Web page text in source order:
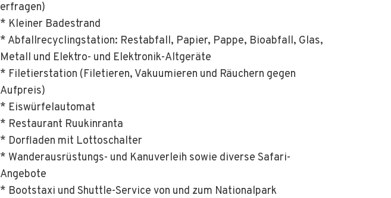
erfragen)
* Kleiner Badestrand
* Abfallrecyclingstation: Restabfall, Papier, Pappe, Bioabfall, Glas,
Metall und Elektro- und Elektronik-Altgeräte
* Filetierstation (Filetieren, Vakuumieren und Räuchern gegen
Aufpreis)
* Eiswürfelautomat
* Restaurant Ruukinranta
* Dorfladen mit Lottoschalter
* Wanderausrüstungs- und Kanuverleih sowie diverse Safari-
Angebote
* Bootstaxi und Shuttle-Service von und zum Nationalpark